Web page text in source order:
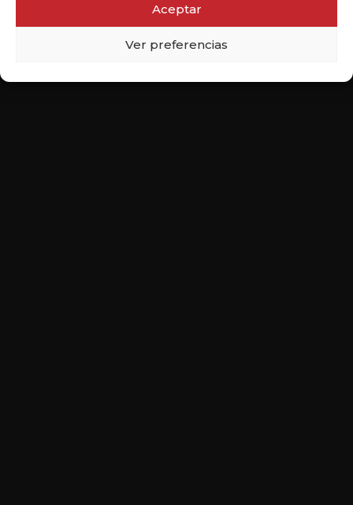
Aceptar
Ver preferencias